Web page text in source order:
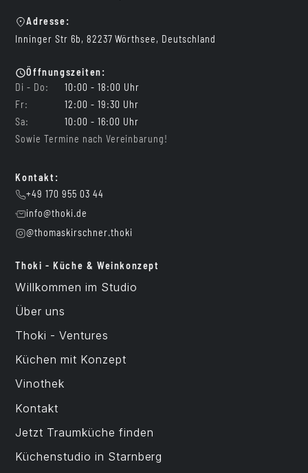
Adresse:
Inninger Str 6b, 82237 Wörthsee, Deutschland
Öffnungszeiten:
Di - Do:
10:00 - 18:00 Uhr
Fr:
12:00 - 19:30 Uhr
Sa:
10:00 - 16:00 Uhr
Sowie Termine nach Vereinbarung!
Kontakt:
+49 170 955 03 44
info@thoki.de
@thomaskirschner.thoki
Thoki - Küche & Weinkonzept
Willkommen im Studio
Über uns
Thoki - Ventures
Küchen mit Konzept
Vinothek
Kontakt
Jetzt Traumküche finden
Küchenstudio in Starnberg